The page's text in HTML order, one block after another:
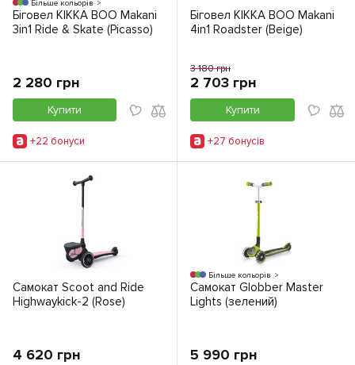
Більше кольорів
Біговел KIKKA BOO Makani
3in1 Ride & Skate (Picasso)
2 280 грн
Купити
+22 бонуси
Біговел KIKKA BOO Makani
4in1 Roadster (Beige)
3 180 грн
2 703 грн
Купити
+27 бонусiв
Самокат Scoot and Ride
Highwaykick-2 (Rose)
4 620 грн
Більше кольорів
Самокат Globber Master
Lights (зелений)
5 990 грн